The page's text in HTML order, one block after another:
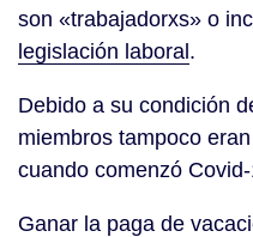
son «trabajadorxs» o
legislación laboral .
Debido a su condición
miembros tampoco
cuando comenzó
Ganar la paga de